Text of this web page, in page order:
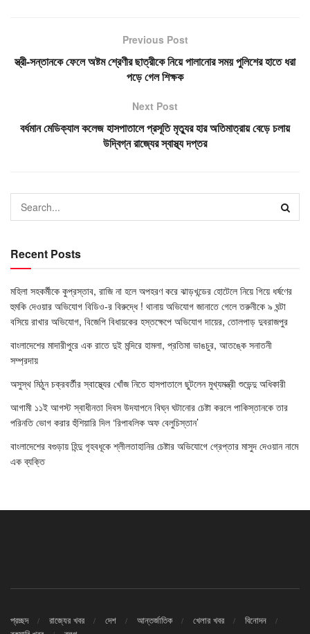
Previous Post
স্ত্রী-সন্তানকে ফেলে অষ্টম শ্রেণীর ছাত্রীকে নিয়ে পালানোর সময় পুলিশের হাতে ধরা
পড়ে গেল শিক্ষক
Next Post
বর্ধমান মেডিক্যাল কলেজ হাসপাতালে প্রসূতি মৃত্যুর হার অতিমাত্রায় বেড়ে চলায়
উদ্বিগ্ন রাজ্যের স্বাস্থ্য দপ্তর
Recent Posts
মহিলা সহকর্মীকে কুপ্রস্তাব, রাজি না হলে অপহরণ করে ঝাড়খন্ডের হোটেলে নিয়ে গিয়ে ধর্ষণের
হুমকি দেওয়ার অভিযোগ বিডিও-র বিরুদ্ধে ! থানায় অভিযোগ জানাতে গেলে তরুনীকে ৯ ঘন্টা
বসিয়ে রাখার অভিযোগ, বিজেপি বিধায়কের হস্তক্ষেপে অভিযোগ দায়ের, তোলপাড় দুবরাজপুর
বাংলাদেশের মাদারীপুরে এক রাতে দুই মন্দিরে হামলা, প্রতিমা ভাঙচুর, আতঙ্কে সনাতনী
সম্প্রদায়
অসুস্থ মিঠুন চক্রবর্তীর স্বাস্থ্যের খোঁজ নিতে হাসপাতালে ছুটলেন মুখ্যমন্ত্রী শুভেন্দু অধিকারী
আগামী ১১ই আগস্ট স্বাধীনতা দিবস উদযাপনে বিঘ্ন ঘটানোর চেষ্টা করলে পাকিস্তানকে তার
পরিনতি ভোগ করার হুঁশিয়ারি দিল ‘রিপাবলিক অফ বেলুচিস্তান’
বাংলাদেশের বগুড়ায় হিন্দু গৃহবধূকে শ্লীলতাহানির চেষ্টার অভিযোগে গ্রেপ্তার মাসুদ দেওয়ান নামে
এক ব্যক্তি
প্রচ্ছদ রাজ্যের খবর দেশ আন্তর্জাতিক খেলার খবর
বিনোদন